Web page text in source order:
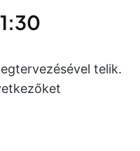
telik.